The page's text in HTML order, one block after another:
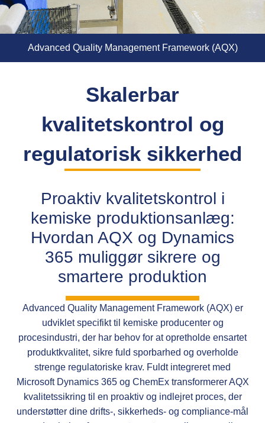
Advanced Quality Management Framework (AQX)
Skalerbar
kvalitetskontrol og
regulatorisk sikkerhed
Proaktiv kvalitetskontrol i
kemiske produktionsanlæg:
Hvordan AQX og Dynamics
365 muliggør sikrere og
smartere produktion
Advanced Quality Management Framework (AQX) er
udviklet specifikt til kemiske producenter og
procesindustri, der har behov for at opretholde ensartet
produktkvalitet, sikre fuld sporbarhed og overholde
strenge regulatoriske krav. Fuldt integreret med
Microsoft Dynamics 365 og ChemEx transformerer AQX
kvalitetssikring til en proaktiv og indlejret proces, der
understøtter dine drifts-, sikkerheds- og compliance-mål